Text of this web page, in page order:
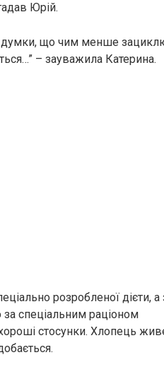
Юрій.
думки, що чим менше
– зауважила Катерина.
розробленої дієти,
спеціальним раціоном
стосунки. Хлопець